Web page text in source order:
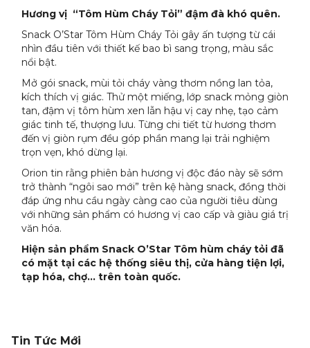
Tin Tức Mới
Hương vị “Tôm Hùm Cháy Tỏi” đậm đà khó quên.
Snack O’Star Tôm Hùm Cháy Tỏi gây ấn tượng từ cái
nhìn đầu tiên với thiết kế bao bì sang trọng, màu sắc
nổi bật.
Mở gói snack, mùi tỏi cháy vàng thơm nồng lan tỏa,
kích thích vị giác. Thử một miếng, lớp snack mỏng giòn
tan, đậm vị tôm hùm xen lẫn hậu vị cay nhẹ, tạo cảm
giác tinh tế, thượng lưu. Từng chi tiết từ hương thơm
đến vị giòn rụm đều góp phần mang lại trải nghiệm
trọn vẹn, khó dừng lại.
Orion tin rằng phiên bản hương vị độc đáo này sẽ sớm
trở thành “ngôi sao mới” trên kệ hàng snack, đồng thời
đáp ứng nhu cầu ngày càng cao của người tiêu dùng
với những sản phẩm có hương vị cao cấp và giàu giá trị
văn hóa.
Hiện sản phẩm Snack O’Star Tôm hùm cháy tỏi đã
có mặt tại các hệ thống siêu thị, cửa hàng tiện lợi,
tạp hóa, chợ… trên toàn quốc.